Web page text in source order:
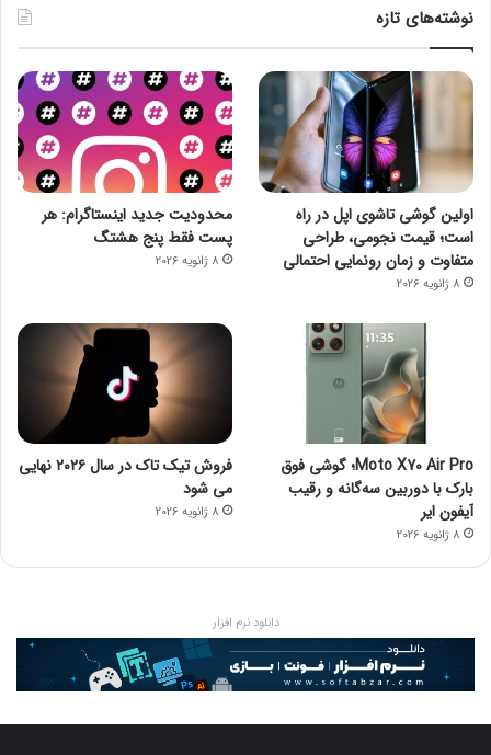
نوشته‌های تازه
اولین گوشی تاشوی اپل در راه
است؛ قیمت نجومی، طراحی
متفاوت و زمان رونمایی احتمالی
8 ژانویه 2026
محدودیت جدید اینستاگرام: هر
پست فقط پنج هشتگ
8 ژانویه 2026
Moto X70 Air Pro؛ گوشی فوق
بارک با دوربین سه‌گانه و رقیب
آیفون ایر
8 ژانویه 2026
فروش تیک تاک در سال ۲۰۲۶ نهایی
می شود
8 ژانویه 2026
دانلود نرم افزار